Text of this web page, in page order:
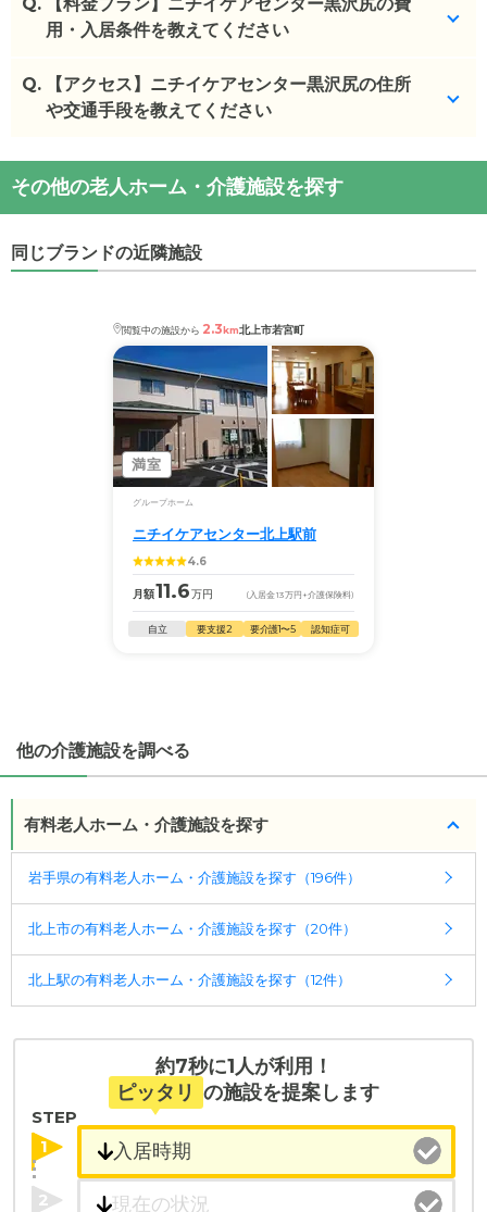
用・入居条件を教えてください
ニチイケアセンター黒沢尻の入居金・月額料金は次
のとおりです。
・月額費用が11.6万円
・要介護度：要支援2、要介護1、要介護2、要介護
ケアスル 介護では詳細な 料金プランをご確認頂けま
す。詳しくはこちら。
◎ケアスル 介護の3つの特徴
・経験豊富な入居相談員が完全無料で施設探しをサ
受付時間：10：00～19：00
・全国10000件の介護施設情報を掲載
幅広い選択肢の中から、条件にあった施設を選ぶ
ことができます。
医療・看護体制から施設を探すこともできます。
Q.
【アクセス】ニチイケアセンター黒沢尻の住所
や交通手段を教えてください
ニチイケアセンター黒沢尻の交通アクセス
・住所：岩手県北上市さくら通り18-10
・最寄り駅：柳原駅0.5km北上駅2.1km村崎野駅
2.8km
江釣子駅3.0km
クシーで約１０分
その他の老人ホーム・介護施設を探す
同じブランドの近隣施設
閲覧中の施設から 2.3km北上市若宮町
満室
グループホーム
ニチイケアセンター北上駅前
4.6
月額11.6万円 (入居金13万円 +介護保険料)
自立 要支援2 要介護1〜5 認知症可
他の介護施設を調べる
有料老人ホーム・介護施設を探す
岩手県の有料老人ホーム・介護施設を探す（196件）
北上市の有料老人ホーム・介護施設を探す（20件）
北上駅の有料老人ホーム・介護施設を探す（12件）
約7秒に1人が利用！
ピッタリ の施設を提案します
STEP
1
2